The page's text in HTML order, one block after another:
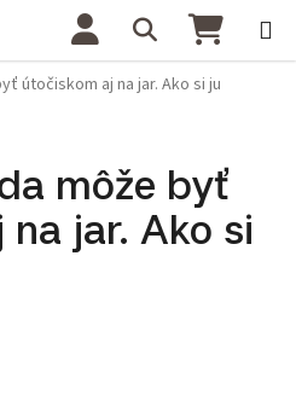
Hľadať
útočiskom aj na jar. Ako si ju
môže byť
jar. Ako si